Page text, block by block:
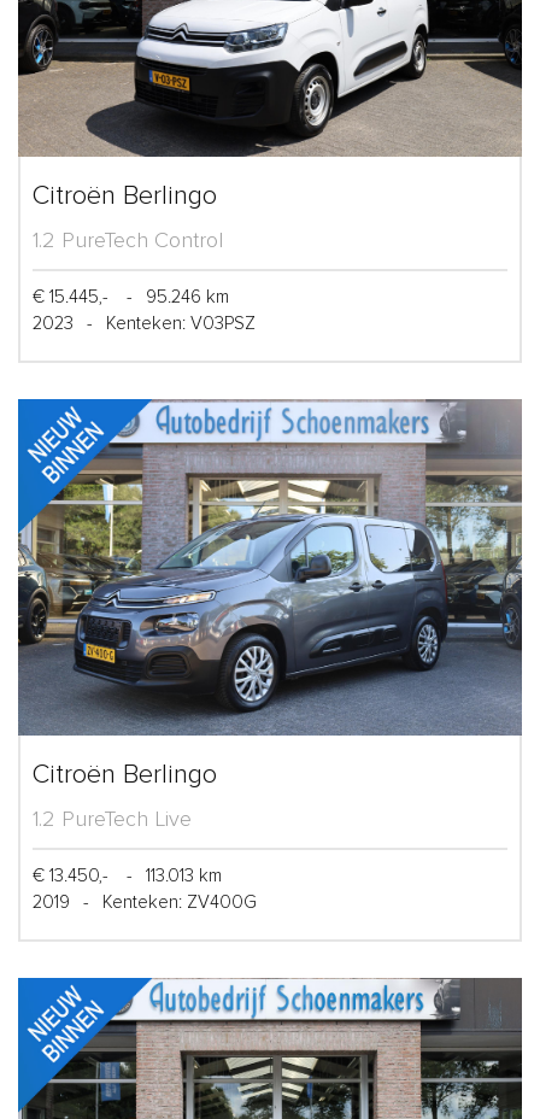
Citroën Berlingo
1.2 PureTech Control
€ 15.445,- -
95.246 km
2023
- Kenteken: V03PSZ
Citroën Berlingo
1.2 PureTech Live
€ 13.450,- -
113.013 km
2019
- Kenteken: ZV400G